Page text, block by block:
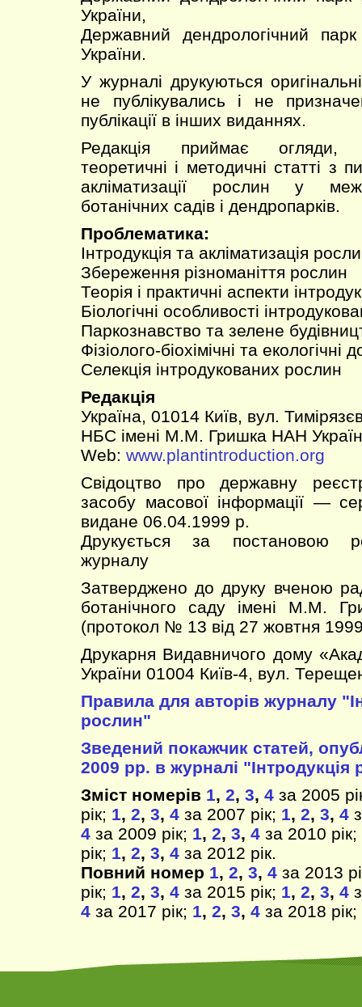
України,
Державний дендрологічний
України.
У журналі друкуються
не публікувались і не
публікації в інших виданнях.
Редакція приймає огляди,
теоретичні і методичні статті з
акліматизації рослин у
ботанічних садів і дендропарків.
Проблематика:
Інтродукція та акліматизація
Збереження різноманіття рослин
Теорія і практичні аспекти
Біологічні особливості
Паркознавство та зелене
Фізіолого-біохімічні та екологічні
Селекція інтродукованих рослин
Редакція
Україна, 01014 Київ, вул.
НБС імені М.М. Гришка НАН
Web: www.plantintroduction.org
Свідоцтво про державну
засобу масової інформації —
видане 06.04.1999 р.
Друкується за постановою
журналу
Затверджено до друку вченою
ботанічного саду імені М.М.
(протокол № 13 від 27 жовтня
Друкарня Видавничого дому
України 01004 Київ-4, вул.
Правила для авторів журналу
рослин"
Зведений покажчик статей,
2009 рр. в журналі "Інтродукція
Зміст номерів 1, 2, 3, 4 за 2005
рік; 1, 2, 3, 4 за 2007 рік; 1, 2, 3, 4
4 за 2009 рік; 1, 2, 3, 4 за 2010 рік;
рік; 1, 2, 3, 4 за 2012 рік.
Повний номер 1, 2, 3, 4 за 2013
рік; 1, 2, 3, 4 за 2015 рік; 1, 2, 3, 4
4 за 2017 рік; 1, 2, 3, 4 за 2018 рік;